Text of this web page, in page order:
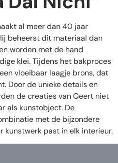
al meer dan 40 jaar
beheerst dit materiaal dan
worden met de hand
klei. Tijdens het bakproces
vloeibaar laagje brons, dat
Door de unieke details en
de creaties van Geert niet
als kunstobject. De
met de bijzondere
kunstwerk past in elk interieur.